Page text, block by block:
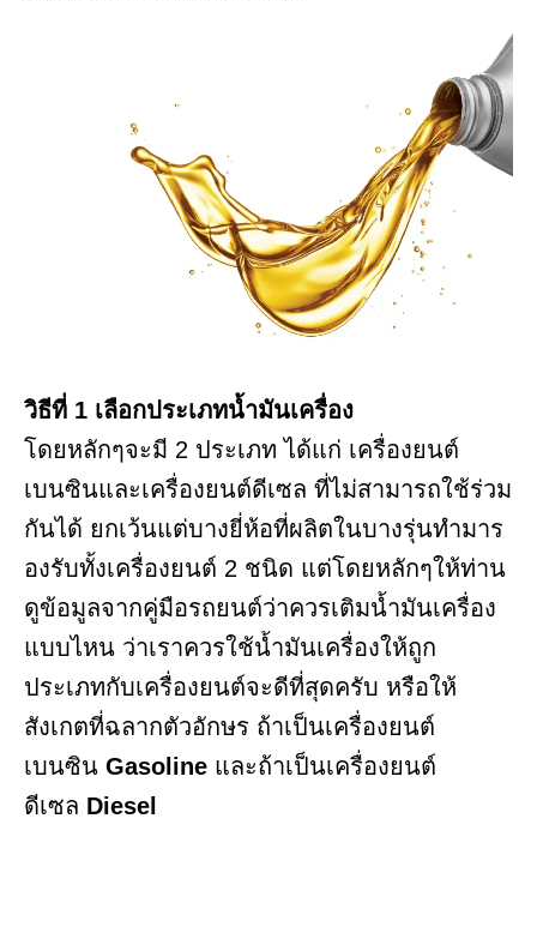
วิธีที่ 1 เลือกประเภทน้ำมันเครื่อง
โดยหลักๆจะมี 2 ประเภท ได้แก่ เครื่องยนต์
เบนซินและเครื่องยนต์ดีเซล ที่ไม่สามารถใช้ร่วม
กันได้ ยกเว้นแต่บางยี่ห้อที่ผลิตในบางรุ่นทำมาร
องรับทั้งเครื่องยนต์ 2 ชนิด แต่โดยหลักๆให้ท่าน
ดูข้อมูลจากคู่มือรถยนต์ว่าควรเติมน้ำมันเครื่อง
แบบไหน ว่าเราควรใช้น้ำมันเครื่องให้ถูก
ประเภทกับเครื่องยนต์จะดีที่สุดครับ หรือให้
สังเกตที่ฉลากตัวอักษร ถ้าเป็นเครื่องยนต์
เบนซิน Gasoline และถ้าเป็นเครื่องยนต์
ดีเซล Diesel